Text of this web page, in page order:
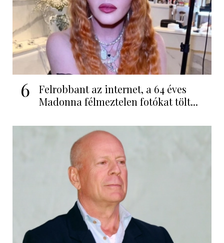
6
Felrobbant az internet, a 64 éves
Madonna félmeztelen fotókat tölt...